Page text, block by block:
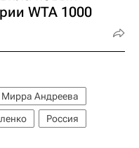
WTA 1000
Мирра Андреева
Россия